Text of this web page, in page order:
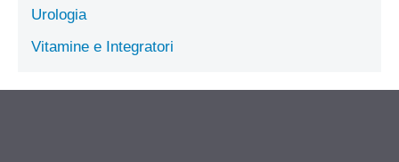
Urologia
Vitamine e Integratori